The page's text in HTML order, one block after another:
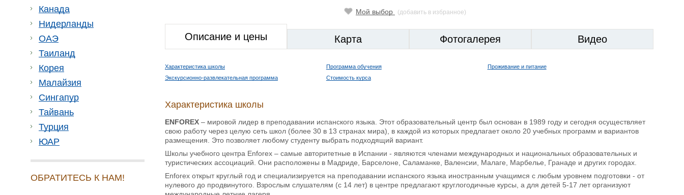
Канада
Нидерланды
ОАЭ
Таиланд
Корея
Малайзия
Сингапур
Тайвань
Турция
ЮАР
ОБРАТИТЕСЬ К НАМ!
Мой выбор (добавить в избранное)
Описание и цены Карта Фотогалерея Видео
Характеристика школы Программа обучения
Проживание и питание
Экскурсионно-развлекательная программа
Стоимость курса
Характеристика школы
ENFOREX – мировой лидер в преподавании испанского языка. Этот образовательный центр был основан в 1989 году и сегодня осуществляет
свою работу через целую сеть школ (более 30 в 13 странах мира), в каждой из которых предлагает около 20 учебных программ и вариантов
размещения. Это позволяет любому студенту выбрать подходящий вариант.
Школы учебного центра Enforex – самые авторитетные в Испании - являются членами международных и национальных образовательных и
туристических ассоциаций. Они расположены в Мадриде, Барселоне, Саламанке, Валенсии, Малаге, Марбелье, Гранаде и других городах.
Enforex открыт круглый год и специализируется на преподавании испанского языка иностранным учащимся с любым уровнем подготовки - от
нулевого до продвинутого. Взрослым слушателям (с 14 лет) в центре предлагают круглогодичные курсы, а для детей 5-17 лет организуют